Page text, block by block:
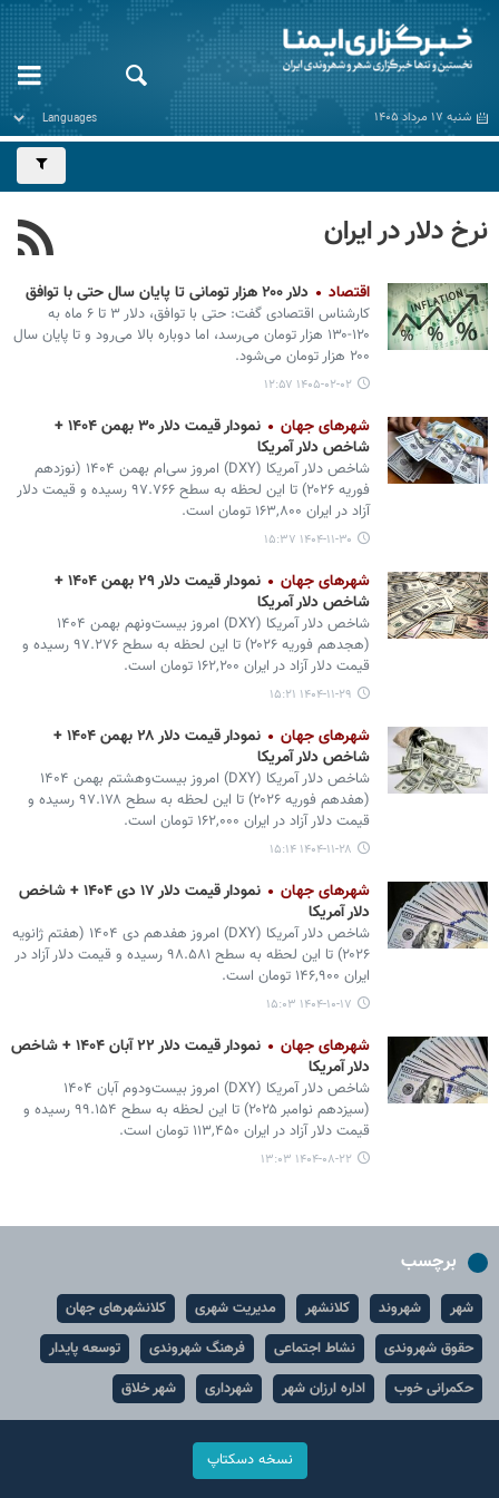
شنبه ۱۷ مرداد ۱۴۰۵
نرخ دلار در ایران
اقتصاد دلار ۲۰۰ هزار تومانی تا پایان سال حتی با توافق
کارشناس اقتصادی گفت: حتی با توافق، دلار ۳ تا ۶ ماه به
۱۲۰-۱۳۰ هزار تومان می‌رسد، اما دوباره بالا می‌رود و تا پایان سال
۲۰۰ هزار تومان می‌شود.
۱۴۰۵-۰۲-۰۲ ۱۲:۵۷
شهرهای جهان
نمودار قیمت دلار ۳۰ بهمن ۱۴۰۴ +
شاخص دلار آمریکا
شاخص دلار آمریکا (DXY) امروز سی‌ام بهمن ۱۴۰۴ (نوزدهم
فوریه ۲۰۲۶) تا این لحظه به سطح ۹۷.۷۶۶ رسیده و قیمت دلار
آزاد در ایران ۱۶۳,۸۰۰ تومان است.
۱۴۰۴-۱۱-۳۰ ۱۵:۳۷
شهرهای جهان
نمودار قیمت دلار ۲۹ بهمن ۱۴۰۴ +
شاخص دلار آمریکا
شاخص دلار آمریکا (DXY) امروز بیست‌ونهم بهمن ۱۴۰۴
(هجدهم فوریه ۲۰۲۶) تا این لحظه به سطح ۹۷.۲۷۶ رسیده و
قیمت دلار آزاد در ایران ۱۶۲,۲۰۰ تومان است.
۱۴۰۴-۱۱-۲۹ ۱۵:۲۱
شهرهای جهان
نمودار قیمت دلار ۲۸ بهمن ۱۴۰۴ +
شاخص دلار آمریکا
شاخص دلار آمریکا (DXY) امروز بیست‌وهشتم بهمن ۱۴۰۴
(هفدهم فوریه ۲۰۲۶) تا این لحظه به سطح ۹۷.۱۷۸ رسیده و
قیمت دلار آزاد در ایران ۱۶۲,۰۰۰ تومان است.
۱۴۰۴-۱۱-۲۸ ۱۵:۱۴
شهرهای جهان
نمودار قیمت دلار ۱۷ دی ۱۴۰۴ + شاخص
دلار آمریکا
شاخص دلار آمریکا (DXY) امروز هفدهم دی ۱۴۰۴ (هفتم ژانویه
۲۰۲۶) تا این لحظه به سطح ۹۸.۵۸۱ رسیده و قیمت دلار آزاد در
ایران ۱۴۶,۹۰۰ تومان است.
۱۴۰۴-۱۰-۱۷ ۱۵:۰۳
شهرهای جهان
نمودار قیمت دلار ۲۲ آبان ۱۴۰۴ + شاخص
دلار آمریکا
شاخص دلار آمریکا (DXY) امروز بیست‌ودوم آبان ۱۴۰۴
(سیزدهم نوامبر ۲۰۲۵) تا این لحظه به سطح ۹۹.۱۵۴ رسیده و
قیمت دلار آزاد در ایران ۱۱۳,۴۵۰ تومان است.
۱۴۰۴-۰۸-۲۲ ۱۳:۰۳
برچسب
شهر شهروند کلانشهر مدیریت شهری
کلانشهرهای جهان
حقوق شهروندی
نشاط اجتماعی فرهنگ شهروندی
توسعه پایدار
حکمرانی خوب
اداره ارزان شهر شهرداری شهر خلاق
نسخه دسکتاپ